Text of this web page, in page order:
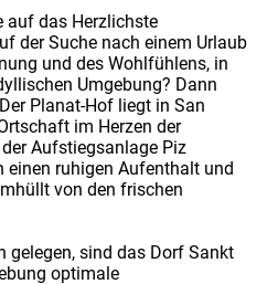
auf das Herzlichste
der Suche nach einem Urlaub
und des Wohlfühlens, in
Umgebung? Dann
Planat-Hof liegt in San
im Herzen der
Aufstiegsanlage Piz
einen ruhigen Aufenthalt und
von den frischen
gelegen, sind das Dorf Sankt
optimale